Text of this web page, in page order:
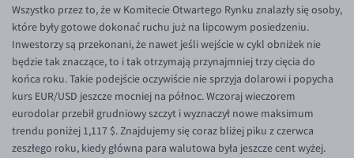
EUR/CNY
EUR/HKD
EUR/HUF
EUR/ILS
EUR/JPY
EUR/NZD
Wszystko przez to, że w Komitecie Otwartego Rynku znalazły się osoby,
które były gotowe dokonać ruchu już na lipcowym posiedzeniu.
Inwestorzy są przekonani, że nawet jeśli wejście w cykl obniżek nie
będzie tak znaczące, to i tak otrzymają przynajmniej trzy cięcia do
końca roku. Takie podejście oczywiście nie sprzyja dolarowi i popycha
kurs EUR/USD jeszcze mocniej na północ. Wczoraj wieczorem
eurodolar przebił grudniowy szczyt i wyznaczył nowe maksimum
trendu poniżej 1,117 $. Znajdujemy się coraz bliżej piku z czerwca
zeszłego roku, kiedy główna para walutowa była jeszcze cent wyżej.